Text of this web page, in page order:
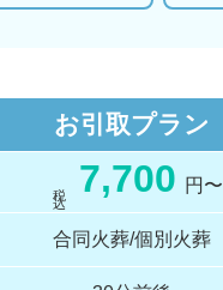
お引取プラン
7,700 円〜
合同火葬/個別火葬